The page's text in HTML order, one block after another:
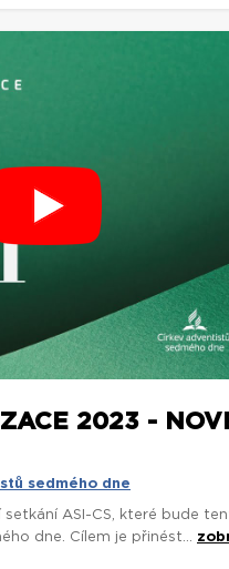
2023 -
sedmého dne
ASI-CS, které bude
dne. Cílem je přinést...